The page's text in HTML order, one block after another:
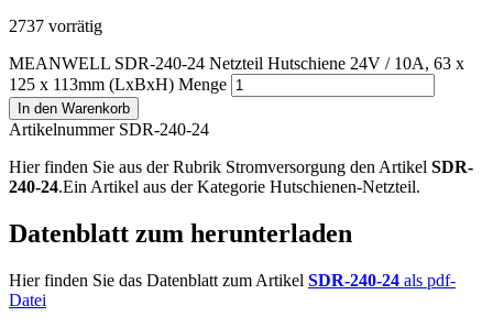
2737 vorrätig
MEANWELL SDR-240-24 Netzteil Hutschiene 24V / 10A, 63 x
125 x 113mm (LxBxH) Menge
In den Warenkorb
Artikelnummer SDR-240-24
Hier finden Sie aus der Rubrik Stromversorgung den Artikel SDR-
240-24.Ein Artikel aus der Kategorie Hutschienen-Netzteil.
Datenblatt zum herunterladen
Hier finden Sie das Datenblatt zum Artikel SDR-240-24 als pdf-
Datei